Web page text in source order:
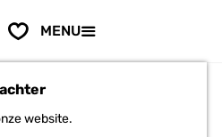
website.
v
r
MENU